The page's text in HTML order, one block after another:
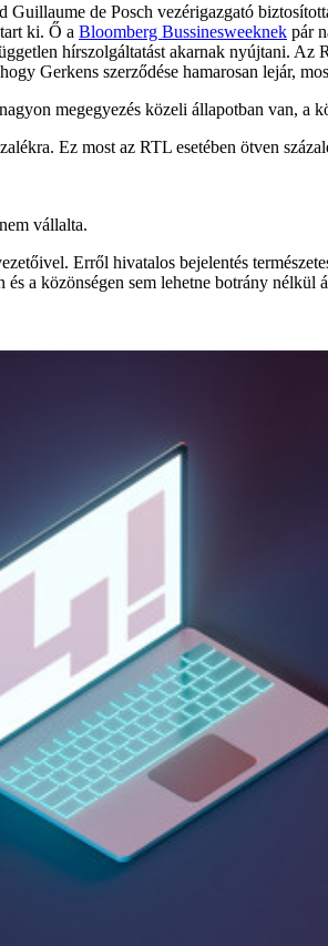
de Posch vezérigazgató
ki. Ő a Bloomberg Bussinesweeknek pár
hírszolgáltatást akarnak nyújtani. Az
Gerkens szerződése hamarosan lejár,
megegyezés közeli állapotban van, a
Ez most az RTL esetében ötven
vállalta.
Erről hivatalos bejelentés
a közönségen sem lehetne botrány nélkül